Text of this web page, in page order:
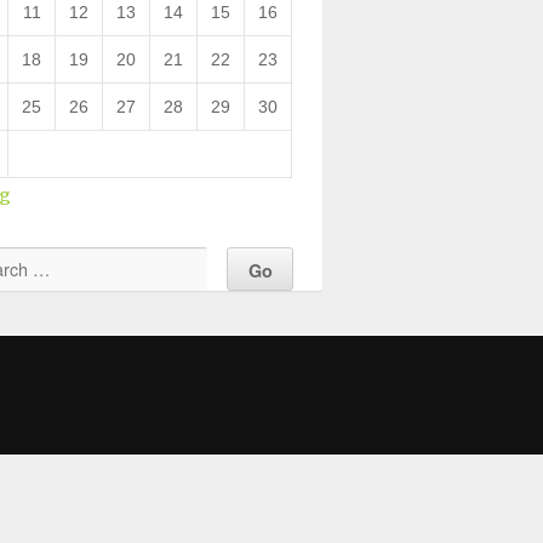
11 12 13 14 15 16
18 19 20 21 22 23
25 26 27 28 29 30